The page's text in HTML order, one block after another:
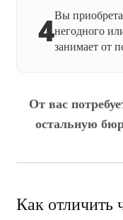
4Вы
негодного
занимает от
От вас
остальную
Как отличить